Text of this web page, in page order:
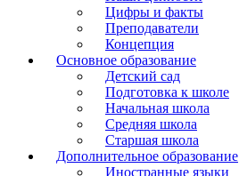
Цифры и факты
Преподаватели
Концепция
Основное образование
Детский сад
Подготовка к школе
Начальная школа
Средняя школа
Старшая школа
Дополнительное образование
Иностранные языки